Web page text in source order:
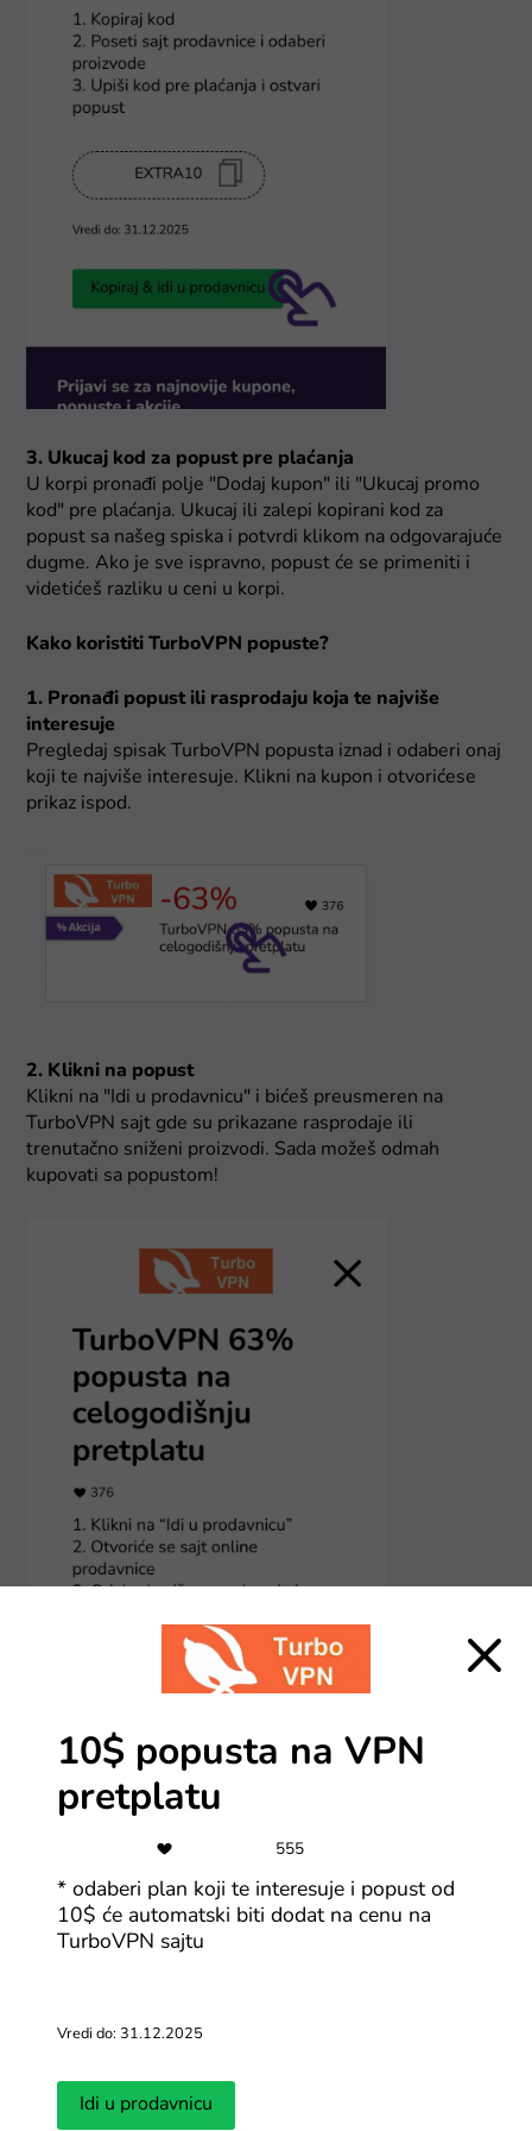
3. Ukucaj kod za popust pre plaćanja
U korpi pronađi polje "Dodaj kupon" ili "Ukucaj promo
kod" pre plaćanja. Ukucaj ili zalepi kopirani kod za
popust sa našeg spiska i potvrdi klikom na odgovarajuće
dugme. Ako je sve ispravno, popust će se primeniti i
videtićeš razliku u ceni u korpi.
Kako koristiti TurboVPN popuste?
1. Pronađi popust ili rasprodaju koja te najviše
interesuje
Pregledaj spisak TurboVPN popusta iznad i odaberi onaj
koji te najviše interesuje. Klikni na kupon i otvorićese
prikaz ispod.
2. Klikni na popust
Klikni na "Idi u prodavnicu" i bićeš preusmeren na
TurboVPN sajt gde su prikazane rasprodaje ili
trenutačno sniženi proizvodi. Sada možeš odmah
kupovati sa popustom!
Česta pitanja za TurboVPN
privatno surfuješ internetom. TurboVPN šifrira tvoju
internet vezu kako bi zaštitio tvoje podatke i
10$ popusta na VPN
pretplatu
555
* odaberi plan koji te interesuje i popust od
10$ će automatski biti dodat na cenu na
TurboVPN sajtu
Vredi do: 31.12.2025
Idi u prodavnicu